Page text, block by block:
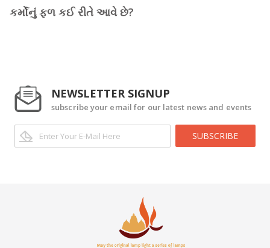
કર્મોનું ફળ કઈ રીતે આવે છે?
NEWSLETTER SIGNUP
subscribe your email for our latest news and events
SUBSCRIBE